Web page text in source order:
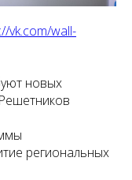
vk.com/wall-
новых
региональных